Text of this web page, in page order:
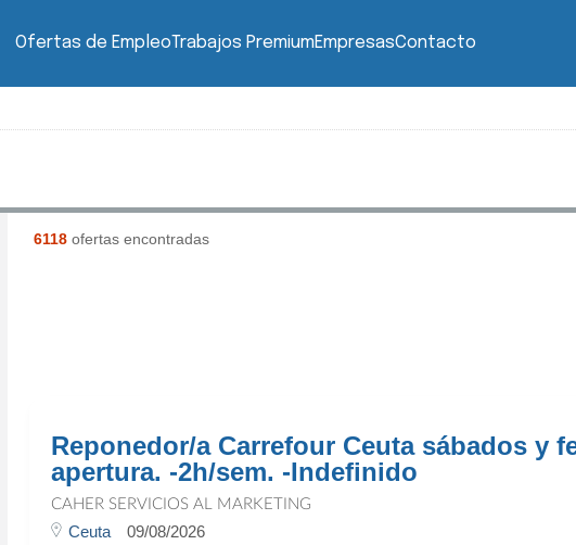
Ofertas de EmpleoTrabajos PremiumEmpresasContacto
6118ofertas encontradas
Reponedor/a Carrefour Ceuta sábados y
apertura. -2h/sem. -Indefinido
CAHER SERVICIOS AL MARKETING
Ceuta 09/08/2026